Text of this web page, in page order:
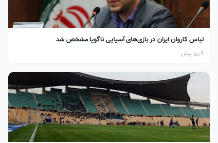
لباس کاروان ایران در بازی‌های آسیایی ناگویا مشخص شد
6 روز پیش